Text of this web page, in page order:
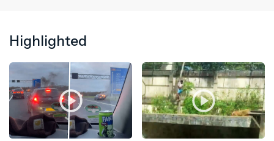
Highlighted